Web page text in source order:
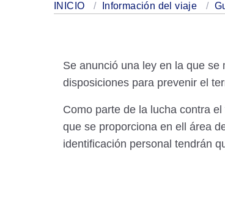
INICIO Información del viaje
Se anunció una ley en la que
disposiciones para prevenir el
Como parte de la lucha contra
que se proporciona en ell área
identificación personal tendrán